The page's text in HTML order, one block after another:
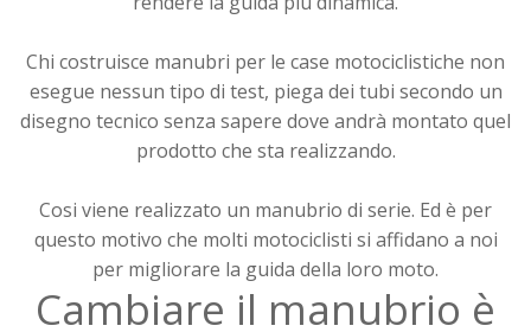
Chi costruisce manubri per le case motociclistiche non
esegue nessun tipo di test, piega dei tubi secondo un
disegno tecnico senza sapere dove andrà montato quel
prodotto che sta realizzando.
Cosi viene realizzato un manubrio di serie. Ed è per
questo motivo che molti motociclisti si affidano a noi
per migliorare la guida della loro moto.
Cambiare il manubrio è